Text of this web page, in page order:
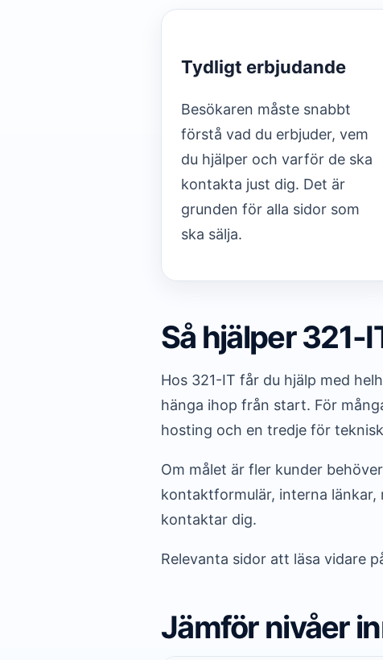
Tydligt erbjudande
Besökaren måste snabbt
förstå vad du erbjuder, vem
du hjälper och varför de ska
kontakta just dig. Det är
grunden för alla sidor som
ska sälja.
Så hjälper 321-
Hos 321-IT får du hjälp med
hänga ihop från start. För
hosting och en tredje för
Om målet är fler kunder
kontaktformulär, interna länkar,
kontaktar dig.
Relevanta sidor att läsa vidare
Jämför nivåer